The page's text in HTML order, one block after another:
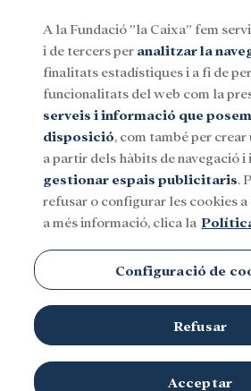
Menu
SocialInvestigació i bequesCultura
A la Fundació ”la Caixa” fem
i de tercers per analitzar la
finalitats estadístiques i a fi de
funcionalitats del web com la
serveis i informació que
disposició, com també per
a partir dels hàbits de navegació i
gestionar espais publicitaris.
refusar o configurar les cookies
a més informació, clica la
Configuració de
Refusar
Acceptar